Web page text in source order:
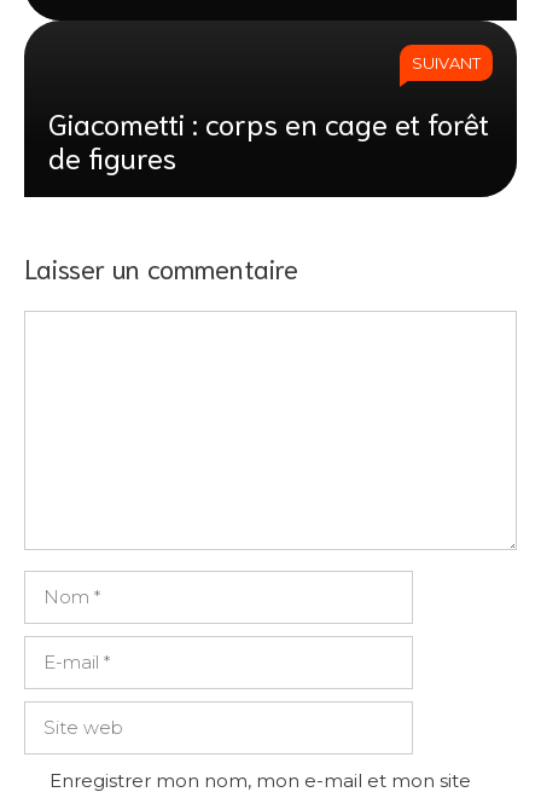
SUIVANT
Giacometti : corps en cage et forêt
de figures
Laisser un commentaire
Enregistrer mon nom, mon e-mail et mon site